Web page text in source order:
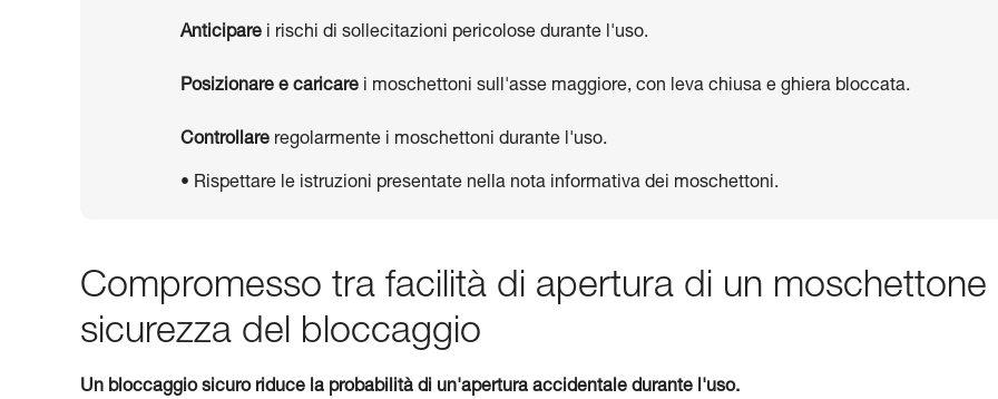
Anticipare i rischi di sollecitazioni pericolose durante l'uso.
Posizionare e caricare i moschettoni sull'asse maggiore, con leva chiusa e ghiera bloccata.
Controllare regolarmente i moschettoni durante l'uso.
• Rispettare le istruzioni presentate nella nota informativa dei moschettoni.
Compromesso tra facilità di apertura di un moschettone
sicurezza del bloccaggio
Un bloccaggio sicuro riduce la probabilità di un'apertura accidentale durante l'uso.